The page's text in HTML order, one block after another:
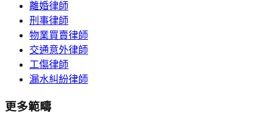
離婚律師
刑事律師
物業買賣律師
交通意外律師
工傷律師
漏水糾紛律師
更多範疇